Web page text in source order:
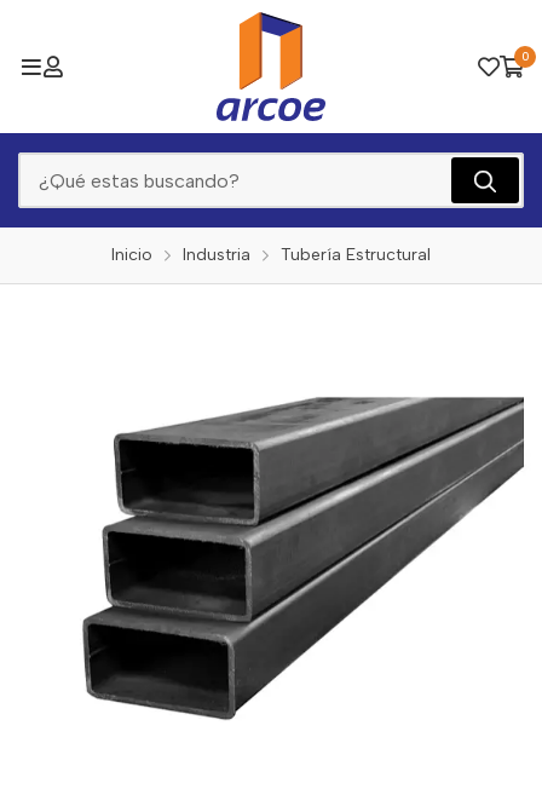
0
Inicio Industria Tubería Estructural